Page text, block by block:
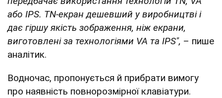
або IPS. TN-екран дешевший у виробництві і
дає гіршу якість зображення, ніж екрани,
виготовлені за технологіями VA та IPS", – пише
аналітик.
Водночас, пропонується й прибрати вимогу
про наявність повнорозмірної клавіатури.